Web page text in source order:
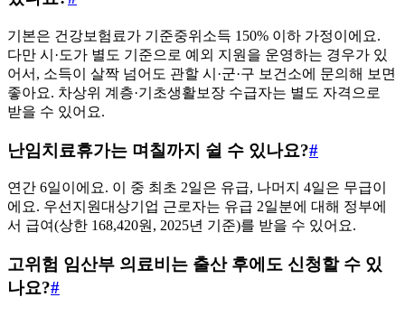
기본은 건강보험료가 기준중위소득 150% 이하 가정이에요.
다만 시·도가 별도 기준으로 예외 지원을 운영하는 경우가 있
어서, 소득이 살짝 넘어도 관할 시·군·구 보건소에 문의해 보면
좋아요. 차상위 계층·기초생활보장 수급자는 별도 자격으로
받을 수 있어요.
난임치료휴가는 며칠까지 쉴 수 있나요?#
연간 6일이에요. 이 중 최초 2일은 유급, 나머지 4일은 무급이
에요. 우선지원대상기업 근로자는 유급 2일분에 대해 정부에
서 급여(상한 168,420원, 2025년 기준)를 받을 수 있어요.
고위험 임산부 의료비는 출산 후에도 신청할 수 있
나요?#